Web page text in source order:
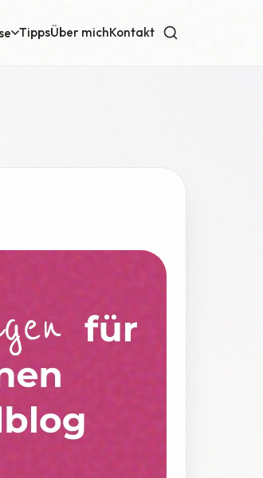
TippsÜber michKontakt